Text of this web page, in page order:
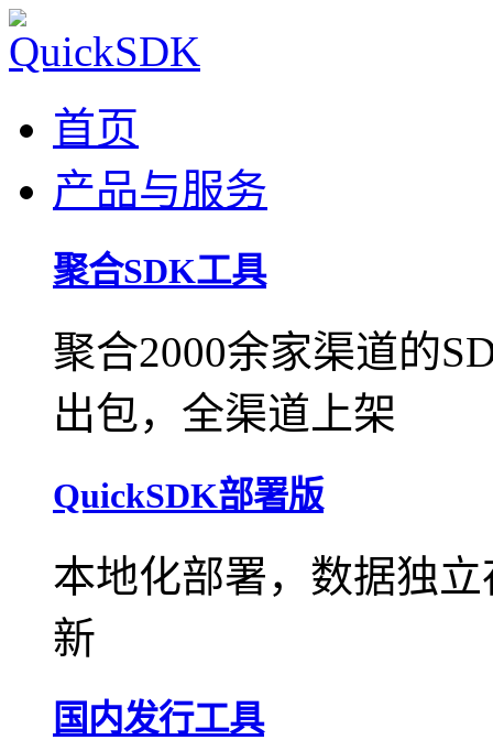
首页
产品与服务
聚合SDK工具
聚合2000余家渠道的
出包，全渠道上架
QuickSDK部署版
本地化部署，数据独
新
国内发行工具